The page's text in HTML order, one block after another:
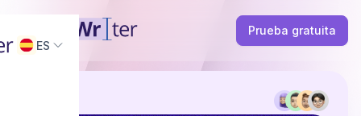
Prueba gratuita
ES